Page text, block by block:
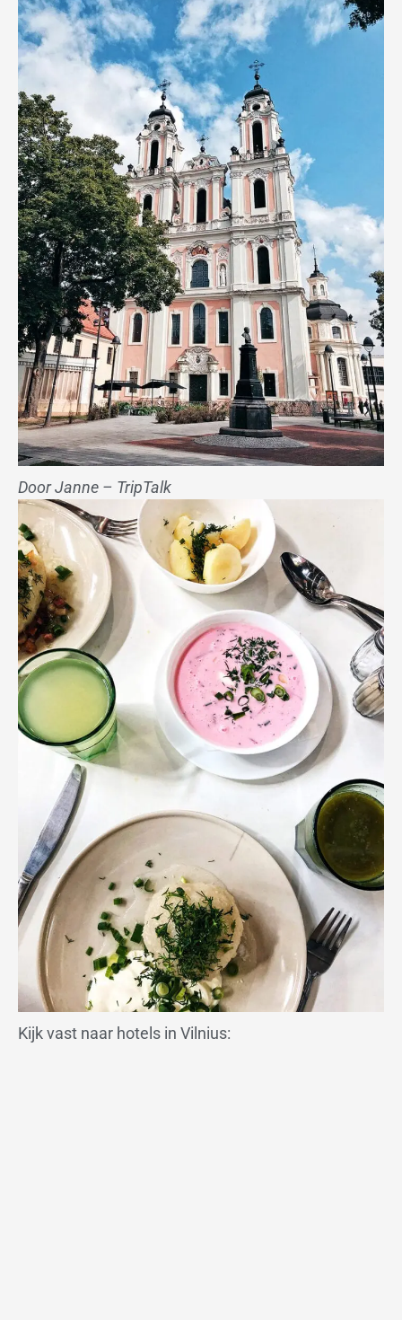
Door Janne – TripTalk
Kijk vast naar hotels in Vilnius: